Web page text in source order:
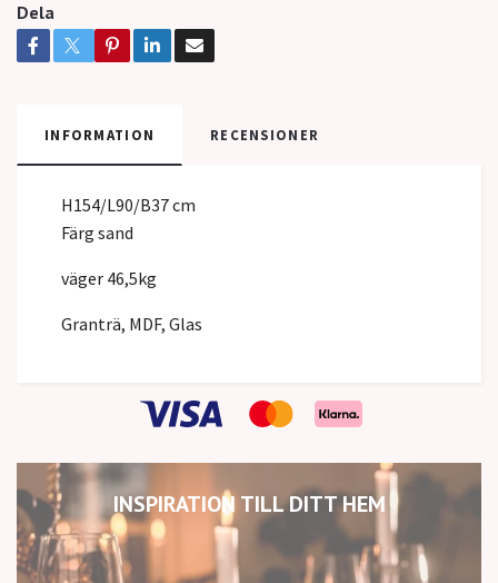
INSPIRATION TILL DITT HEM
Dela
INFORMATION RECENSIONER
H154/L90/B37 cm
Färg sand
väger 46,5kg
Granträ, MDF, Glas